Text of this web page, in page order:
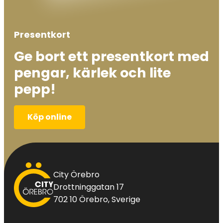
Presentkort
Ge bort ett presentkort med
pengar, kärlek och lite
pepp!
Köp online
City
Örebro
City Örebro
Drottninggatan 17
702 10 Örebro, Sverige